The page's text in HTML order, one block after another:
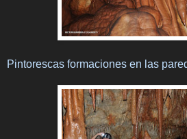
Pintorescas formaciones en las